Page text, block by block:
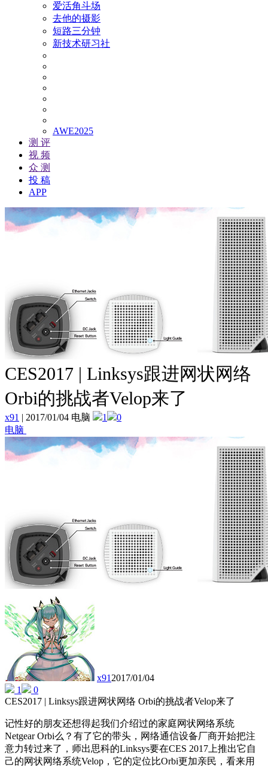
爱活角斗场
去他的摄影
短路三分钟
新技术研习社
AWE2025
测 评
视 频
众 测
投 稿
APP
CES2017 | Linksys跟进网状网络
Orbi的挑战者Velop来了
x91 | 2017/01/04 电脑 1
0
电脑
x912017/01/04
1
0
CES2017 | Linksys跟进网状网络 Orbi的挑战者Velop来了
记性好的朋友还想得起我们介绍过的家庭网状网络系统
Netgear Orbi么？有了它的带头，网络通信设备厂商开始把注
意力转过来了，师出思科的Linksys要在CES 2017上推出它自
己的网状网络系统Velop，它的定位比Orbi更加亲民，看来用